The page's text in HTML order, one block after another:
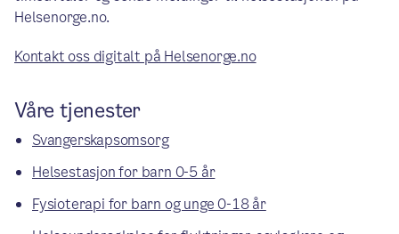
Helsenorge.no.
Kontakt oss digitalt på Helsenorge.no
Våre tjenester
Svangerskapsomsorg
Helsestasjon for barn 0-5 år
Fysioterapi for barn og unge 0-18 år